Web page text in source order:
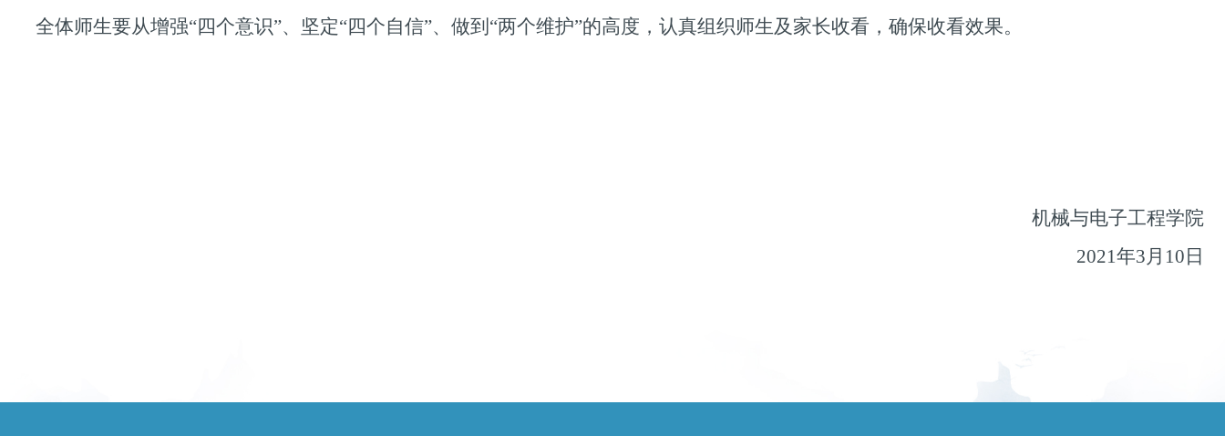
全体师生要从增强“四个意识”、坚定“四个自信”、做到 “两个维护”的高度，认真组织师生及家长收看，确保收看效果。
机械与电子工程学院
2021年3月 10 日